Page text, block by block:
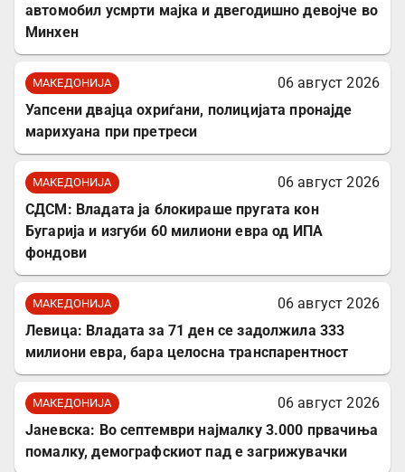
автомобил усмрти мајка и двегодишно девојче во
Минхен
МАКЕДОНИЈА
06 август 2026
Уапсени двајца охриѓани, полицијата пронајде
марихуана при претреси
МАКЕДОНИЈА
06 август 2026
СДСМ: Владата ја блокираше пругата кон
Бугарија и изгуби 60 милиони евра од ИПА
фондови
МАКЕДОНИЈА
06 август 2026
Левица: Владата за 71 ден се задолжила 333
милиони евра, бара целосна транспарентност
МАКЕДОНИЈА
06 август 2026
Јаневска: Во септември најмалку 3.000 првачиња
помалку, демографскиот пад е загрижувачки